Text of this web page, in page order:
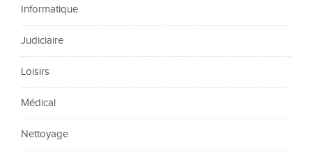
Informatique
Judiciaire
Loisirs
Médical
Nettoyage